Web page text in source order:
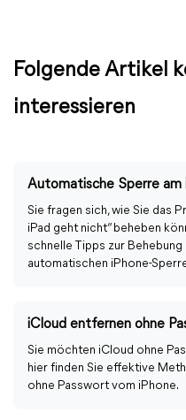
Folgende Artikel
interessieren
Sie fragen sich, wie Sie das
iPad geht nicht“ beheben
schnelle Tipps zur
automatischen iPhone-
iCloud entfernen ohne
Sie möchten iCloud ohne
hier finden Sie effektive
ohne Passwort vom iPhone.